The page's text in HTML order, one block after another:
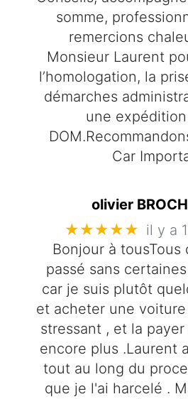
somme,
remercions
Monsieur Laurent
l’homologation, la
démarches
une
Car
olivier
★★★★★ il y a
Bonjour à tousTous
passé sans
car je suis plutôt
et acheter une
stressant , et la
encore plus .Laurent
tout au long du
que je l'ai harcelé .